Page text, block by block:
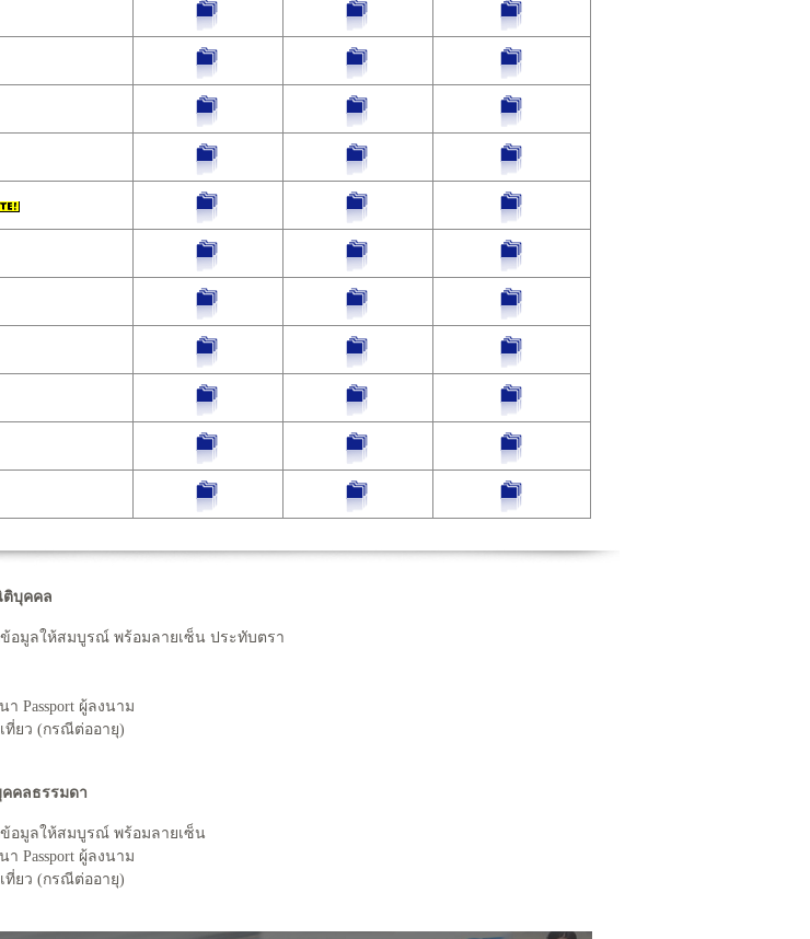
ติบุคคล
ข้อมูลให้สมบูรณ์ พร้อมลายเซ็น ประทับตรา
Passport ผู้ลงนาม
ที่ยว (กรณีต่ออายุ)
คคลธรรมดา
ข้อมูลให้สมบูรณ์ พร้อมลายเซ็น
Passport ผู้ลงนาม
ที่ยว (กรณีต่ออายุ)